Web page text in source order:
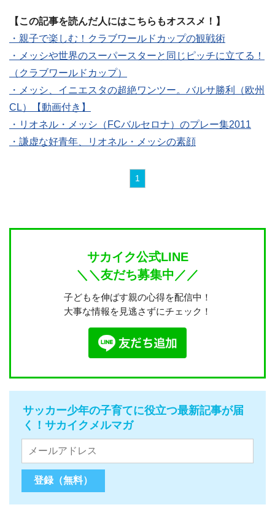
【この記事を読んだ人にはこちらもオススメ！】
・親子で楽しむ！クラブワールドカップの観戦術
・メッシや世界のスーパースターと同じピッチに立てる！
（クラブワールドカップ）
・メッシ、イニエスタの超絶ワンツー。バルサ勝利（欧州
CL）【動画付き】
・リオネル・メッシ（FCバルセロナ）のプレー集2011
・謙虚な好青年、リオネル・メッシの素顔
1
サカイク公式LINE
＼＼友だち募集中／／
子どもを伸ばす親の心得を配信中！
大事な情報を見逃さずにチェック！
サッカー少年の子育てに役立つ最新記事が届
く！サカイクメルマガ